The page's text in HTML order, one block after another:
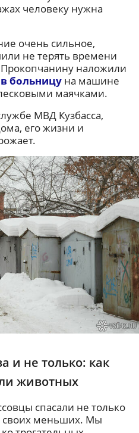
человеку нужна
очень сильное,
не терять времени
наложили
больницу на машине
маячками.
МВД Кузбасса,
его жизни и
и не только: как
животных
спасали не только
своих меньших. Мы